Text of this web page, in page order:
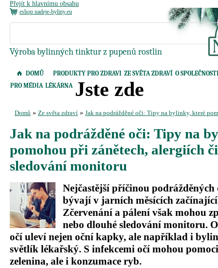
Přejít k hlavnímu obsahu
eshop nadeje-byliny.eu
Výroba bylinných tinktur z pupenů rostlin
DOMŮ PRODUKTY PRO ZDRAVI ZE SVĚTA ZDRAVÍ O
PRO MÉDIA LÉKÁRNA Jste zde
Domů » Ze světa zdraví » Jak na podrážděné oči: Tipy na bylinky, které
Jak na podrážděné oči: Tipy na
pomohou při zánětech, alergiích
sledování monitoru
Nejčastější příčinou
bývají v jarních měsících
Zčervenání a pálení však mohou
nebo dlouhé sledování monitoru.
očí uleví nejen oční kapky, ale například i
světlík lékařský. S infekcemi očí mohou
zelenina, ale i konzumace ryb.